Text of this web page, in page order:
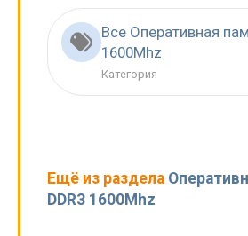
Все Оперативная
1600Mhz
Категория
Ещё из раздела
DDR3 1600Mhz